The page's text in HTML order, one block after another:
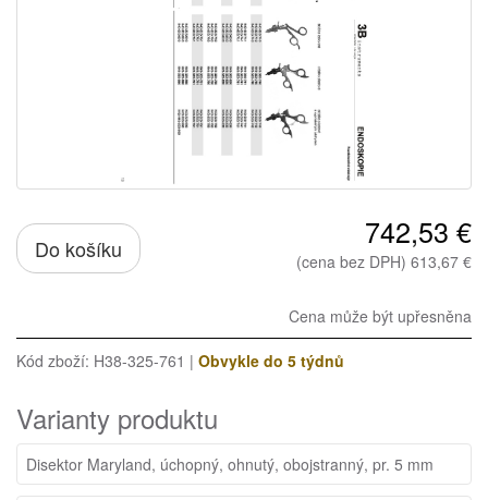
Do košíku 742,53 €
(cena bez DPH) 613,67 €
Cena může být upřesněna
Kód zboží: H38-325-761 | Obvykle do 5 týdnů
Varianty produktu
Disektor Maryland, úchopný, ohnutý, obojstranný, pr. 5 mm